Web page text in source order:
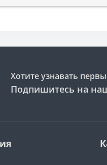
Хотите узнавать
Подпишитесь на